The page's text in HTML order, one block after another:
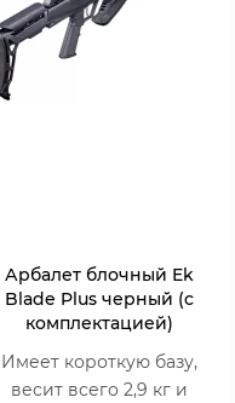
Арбалет блочный Ek
Blade Plus черный (c
комплектацией)
Имеет короткую базу,
весит всего 2,9 кг и